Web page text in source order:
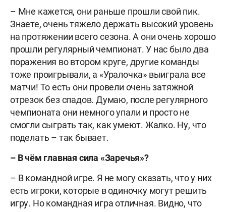
– Мне кажется, они раньше прошли свой пик.
Знаете, очень тяжело держать высокий уровень
на протяжении всего сезона. А они очень хорошо
прошли регулярный чемпионат. У нас было два
поражения во втором круге, другие команды
тоже проигрывали, а «Уралочка» выиграла все
матчи! То есть они провели очень затяжной
отрезок без спадов. Думаю, после регулярного
чемпионата они немного упали и просто не
смогли сыграть так, как умеют. Жалко. Ну, что
поделать – так бывает.
– В чём главная сила «Заречья»?
– В командной игре. Я не могу сказать, что у них
есть игроки, которые в одиночку могут решить
игру. Но командная игра отличная. Видно, что